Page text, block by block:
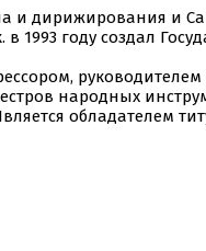
и дирижирования и
1993 году создал
народных
обладателем